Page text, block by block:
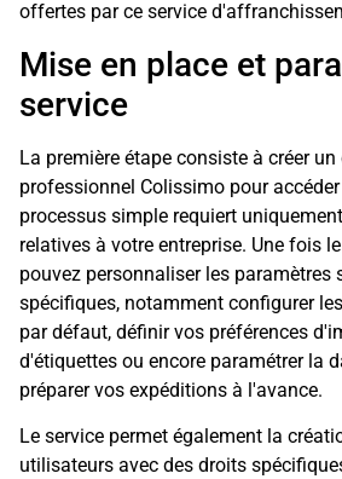
offertes par ce service
Mise en place et
service
La première étape consiste à créer
professionnel Colissimo pour
processus simple requiert
relatives à votre entreprise. Une fois
pouvez personnaliser les paramètres
spécifiques, notamment configurer
par défaut, définir vos préférences
d'étiquettes ou encore paramétrer la
préparer vos expéditions à l'avance.
Le service permet également la
utilisateurs avec des droits